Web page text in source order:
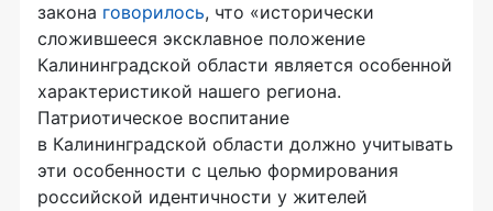
закона говорилось, что «исторически
сложившееся эксклавное положение
Калининградской области является особенной
характеристикой нашего региона.
Патриотическое воспитание
в Калининградской области должно учитывать
эти особенности с целью формирования
российской идентичности у жителей